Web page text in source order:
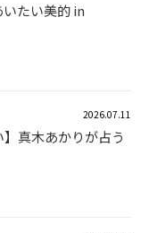
たい美的 in
2026.07.11
】真木あかりが占う